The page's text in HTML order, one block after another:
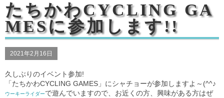
たちかわCYCLING GA
MESに参加します!!
2021年2月16日
久しぶりのイベント参加!
「たちかわCYCLING GAMES」にシャチョーが参加しますよ～(^^♪
ウーキーライダーで遊んでいますので、お近くの方、興味がある方はぜ